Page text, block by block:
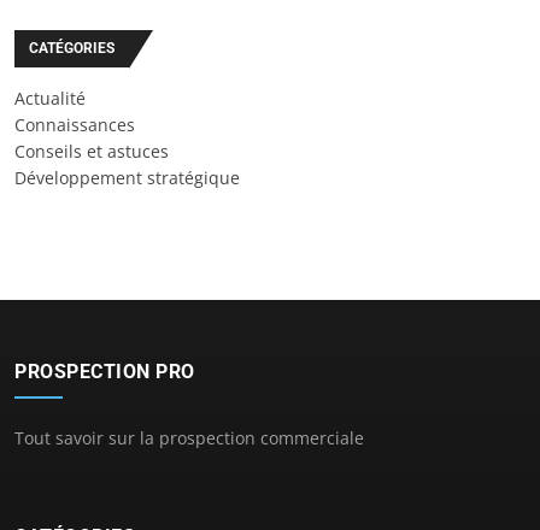
CATÉGORIES
Actualité
Connaissances
Conseils et astuces
Développement stratégique
PROSPECTION PRO
Tout savoir sur la prospection commerciale